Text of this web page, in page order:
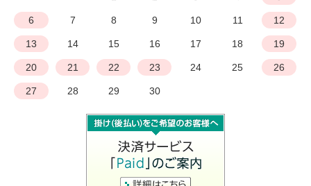
6 7 8 9 10 11 12
13 14 15 16 17 18 19
20 21 22 23 24 25 26
27 28 29 30